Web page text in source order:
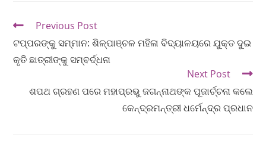
Previous Post
ଟପ୍ପରଙ୍କୁ ସମ୍ମାନ: ଶିଳ୍ପାଞ୍ଚଳ ମହିଳା ବିଦ୍ୟାଳୟରେ ଯୁକ୍ତ ଦୁଇ
କୃତି ଛାତ୍ରୀଙ୍କୁ ସମ୍ବର୍ଦ୍ଧନା
Next Post
ଶପଥ ଗ୍ରହଣ ପରେ ମହାପ୍ରଭୁ ଜଗନ୍ନାଥଙ୍କ ପୂଜାର୍ଚ୍ଚନା କଲେ
କେନ୍ଦ୍ରମନ୍ତ୍ରୀ ଧର୍ମେନ୍ଦ୍ର ପ୍ରଧାନ